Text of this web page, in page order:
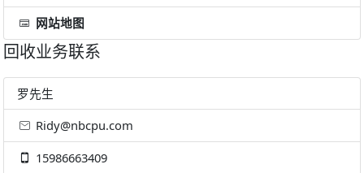
网站地图
回收业务联系
罗先生
Ridy@nbcpu.com
15986663409